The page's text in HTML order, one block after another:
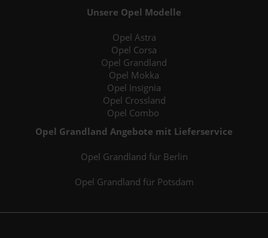
Unsere Opel Modelle
Opel Astra
Opel Corsa
Opel Grandland
Opel Mokka
Opel Insignia
Opel Crossland
Opel Combo
Opel Grandland Angebote mit Lieferservice
Opel Grandland für Berlin
Opel Grandland für Potsdam